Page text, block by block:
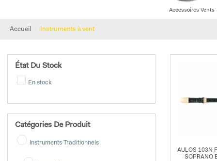
Accessoires Vents
Accueil / Instruments à vent
État Du Stock
En stock
Catégories De Produit
Instruments Traditionnels
AULOS 103N
SOPRANO